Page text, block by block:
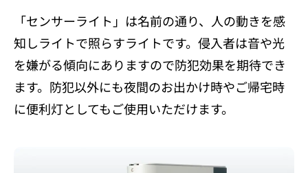
「センサーライト」は名前の通り、人の動きを感
知しライトで照らすライトです。侵入者は音や光
を嫌がる傾向にありますので防犯効果を期待でき
ます。防犯以外にも夜間のお出かけ時やご帰宅時
に便利灯としてもご使用いただけます。